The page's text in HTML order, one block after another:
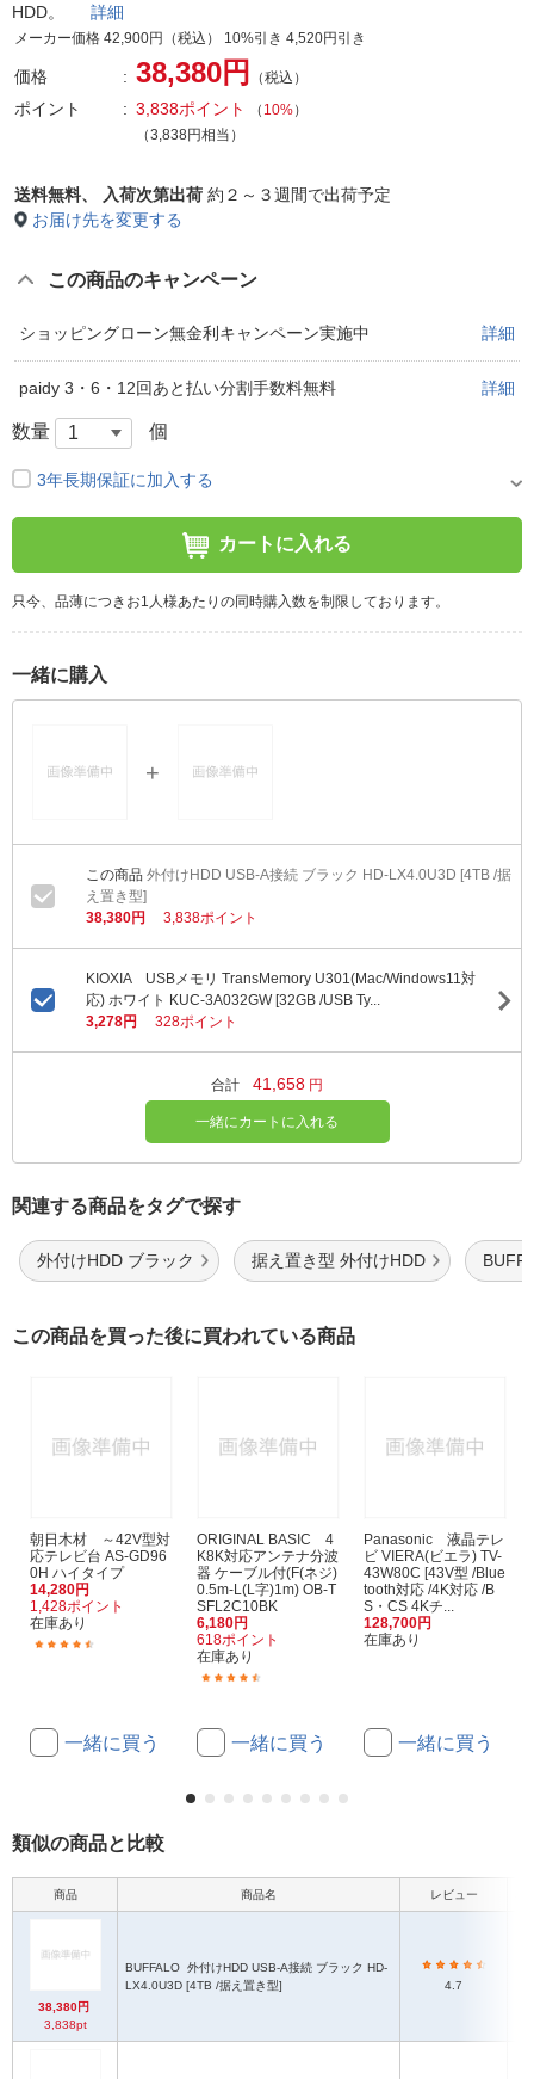
HDD。 詳細
メーカー価格 42,900円（税込） 10%引き 4,520円引き
価格 38,380円 （税込）
ポイント 3,838ポイント （ 10%）
（3,838円相当）
送料無料、 入荷次第出荷 約２～３週間で出荷予定
お届け先を変更する
この商品のキャンペーン
ショッピングローン無金利キャンペーン実施中 詳細
paidy 3・6・12回あと払い分割手数料無料 詳細
数量 個
3年長期保証に加入する
カートに入れる
只今、品薄につきお1人様あたりの同時購入数を制限しております。
一緒に購入
外付けHDD USB-A接続 ブラック HD-LX4.0U3D [4TB /据
え置き型]
38,380円
3,838ポイント
KIOXIA USBメモリ TransMemory U301(Mac/Windows11対
応) ホワイト KUC-3A032GW [32GB /USB Ty...
3,278円
328ポイント
合計 41,658 円
一緒にカートに入れる
関連する商品をタグで探す
外付けHDD ブラック 据え置き型 外付けHDD
この商品を買った後に買われている商品
朝日木材 ～42V型対
応テレビ台 AS-GD96
0H ハイタイプ
14,280円
1,428ポイント
在庫あり
一緒に買う
ORIGINAL BASIC 4
K8K対応アンテナ分波
器 ケーブル付(F(ネジ)
0.5m-L(L字)1m) OB-T
SFL2C10BK
6,180円
618ポイント
在庫あり
一緒に買う
Panasonic 液晶テレ
ビ VIERA(ビエラ) TV-
43W80C [43V型 /Blue
tooth対応 /4K対応 /B
S・CS 4Kチ...
128,700円
在庫あり
一緒に買う
類似の商品と比較
商品 商品名 レビュー
38,380円
3,838pt
BUFFALO
LX4.0U3D [4TB /据え置き型]
4.7